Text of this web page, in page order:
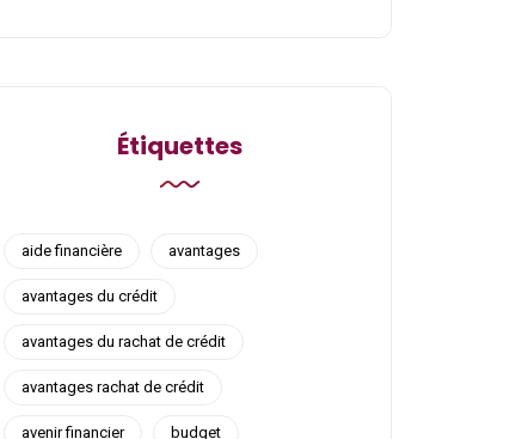
Étiquettes
aide financière avantages
avantages du crédit
avantages du rachat de crédit
avantages rachat de crédit
avenir financier budget